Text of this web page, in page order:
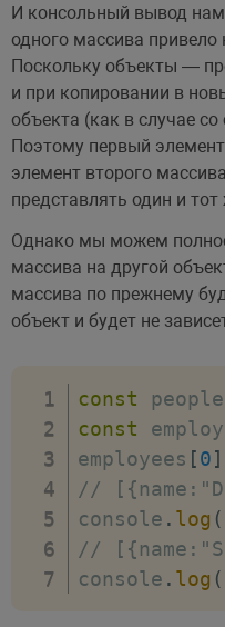
И консольный вывод
одного массива
Поскольку объекты —
и при копировании в
объекта (как в случае
Поэтому первый
элемент второго
представлять один и
Однако мы можем
массива на другой
массива по прежнему
объект и будет не
const people
const
employees [0]
//
console . log (
//
console . log (